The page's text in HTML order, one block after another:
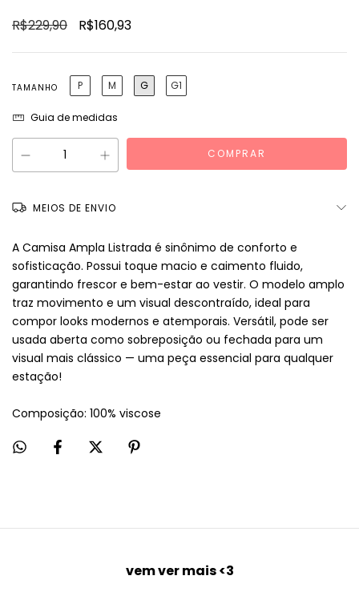
R$229,90 R$160,93
TAMANHO P M G G1
Guia de medidas
MEIOS DE ENVIO
A Camisa Ampla Listrada é sinônimo de conforto e
sofisticação. Possui toque macio e caimento fluido,
garantindo frescor e bem-estar ao vestir. O modelo amplo
traz movimento e um visual descontraído, ideal para
compor looks modernos e atemporais. Versátil, pode ser
usada aberta como sobreposição ou fechada para um
visual mais clássico — uma peça essencial para qualquer
estação!
Composição: 100% viscose
vem ver mais <3